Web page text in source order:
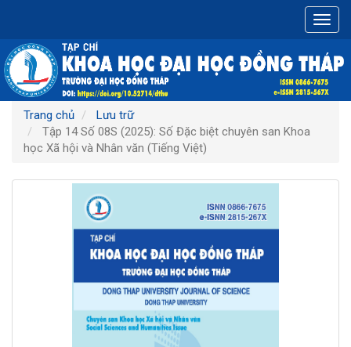
chính
Nội
dung
chính
Thanh
bên
Trang chủ
Lưu trữ
Tập 14 Số 08S (2025): Số Đặc biệt chuyên san Khoa
học Xã hội và Nhân văn (Tiếng Việt)